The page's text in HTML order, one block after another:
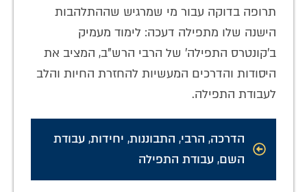
תרופה בדוקה עבור מי שמרגיש שההתלהבות
הישנה שלו מתפילה דעכה: לימוד מעמיק
ב'קונטרס התפילה' של הרבי הרש"ב, המציב את
היסודות והדרכים המעשיות להחזרת החיות והלב
לעבודת התפילה.
הדרכה, הרבי, התבוננות, יחידות, עבודת
השם, עבודת התפילה